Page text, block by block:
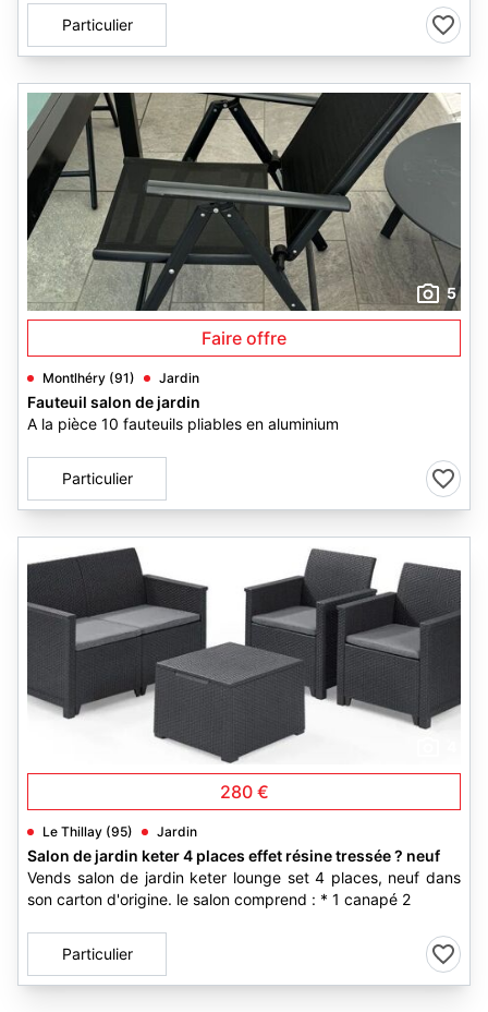
Particulier
5
Faire offre
Montlhéry (91) Jardin
Fauteuil salon de jardin
A la pièce 10 fauteuils pliables en aluminium
Particulier
280 €
Le Thillay (95) Jardin
Salon de jardin keter 4 places effet résine tressée ? neuf
Vends salon de jardin keter lounge set 4 places, neuf dans
son carton d'origine. le salon comprend : * 1 canapé 2
Particulier